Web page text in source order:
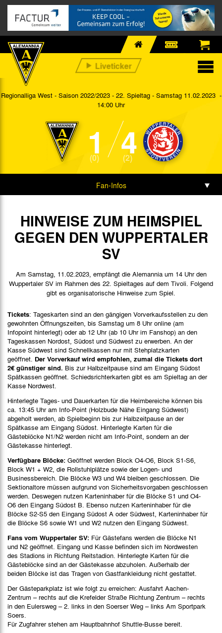
Regionalliga West - Saison 2022/2023 - 22. Spieltag - Samstag 11.02.2023 -
14:00 Uhr
1
(0) 4
(2)
Fan-Infos
Spieldaten
Spielbericht
HINWEISE ZUM HEIMSPIEL
GEGEN DEN WUPPERTALER
SV
Am Samstag, 11.02.2023, empfängt die Alemannia um 14 Uhr den
Wuppertaler SV im Rahmen des 22. Spieltages auf dem Tivoli. Folgend
gibt es organisatorische Hinweise zum Spiel.
Tickets: Tageskarten sind an den gängigen Vorverkaufsstellen zu den
gewohnten Öffnungszeiten, bis Samstag um 8 Uhr online (am
Infopoint hinterlegt) oder ab 12 Uhr (ab 10 Uhr im Fanshop) an den
Tageskassen Nordost, Südost und Südwest zu erwerben. An der
Kasse Südwest sind Schnellkassen nur mit Stehplatzkarten
geöffnet. Der Vorverkauf wird empfohlen, zumal die Tickets dort
2€ günstiger sind. Bis zur Halbzeitpause sind am Eingang Südost
Spätkassen geöffnet. Schiedsrichterkarten gibt es am Spieltag an der
Kasse Nordwest.
Hinterlegte Tages- und Dauerkarten für die Heimbereiche können bis
ca. 13:45 Uhr am Info-Point (Holzbude Nähe Eingang Südwest)
abgeholt werden, ab Spielbeginn bis zur Halbzeitpause an der
Spätkasse am Eingang Südost. Hinterlegte Karten für die
Gästeblöcke N1/N2 werden nicht am Info-Point, sondern an der
Gästekasse hinterlegt.
Verfügbare Blöcke: Geöffnet werden Block O4-O6, Block S1-S6,
Block W1 + W2, die Rollstuhlplätze sowie der Logen- und
Businessbereich. Die Blöcke W3 und W4 bleiben geschlossen. Die
Sektionaltore müssen aufgrund von Sicherheitsvorgaben geschlossen
werden. Deswegen nutzen Karteninhaber für die Blöcke S1 und O4-
O6 den Eingang Südost B. Ebenso nutzen Karteninhaber für die
Blöcke S2-S5 den Eingang Südost A oder Südwest, Karteninhaber für
die Blöcke S6 sowie W1 und W2 nutzen den Eingang Südwest.
Fans vom Wuppertaler SV: Für Gästefans werden die Blöcke N1
und N2 geöffnet. Eingang und Kasse befinden sich im Nordwesten
des Stadions in Richtung Reitstadion. Hinterlegte Karten für die
Gästeblöcke sind an der Gästekasse abzuholen. Außerhalb der
beiden Blöcke ist das Tragen von Gastfankleidung nicht gestattet.
Der Gästeparkplatz ist wie folgt zu erreichen: Ausfahrt Aachen-
Zentrum – rechts auf die Krefelder Straße Richtung Zentrum – rechts
in den Eulersweg – 2. links in den Soerser Weg – links Am Sportpark
Soers.
Für Zugfahrer stehen am Hauptbahnhof Shuttle-Busse bereit.